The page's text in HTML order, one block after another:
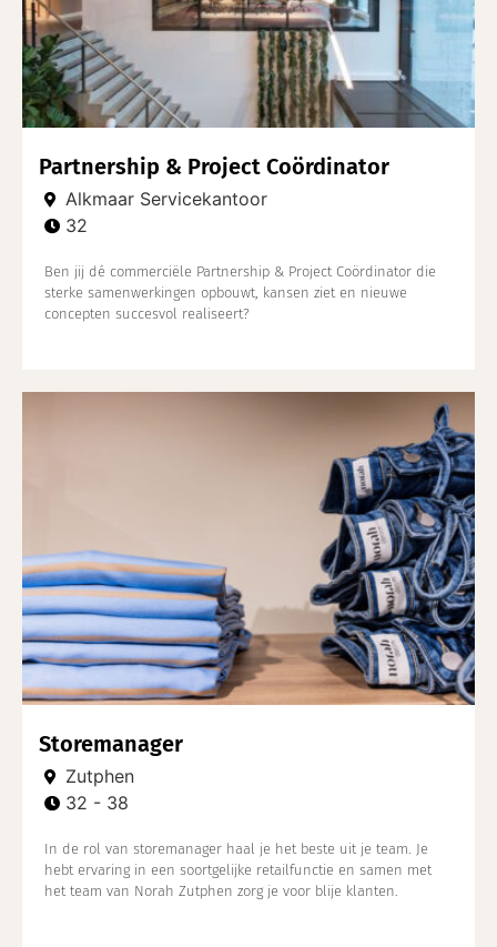
Partnership & Project Coördinator
Alkmaar Servicekantoor
32
Ben jij dé commerciële Partnership & Project Coördinator die
sterke samenwerkingen opbouwt, kansen ziet en nieuwe
concepten succesvol realiseert?
Storemanager
Zutphen
32 - 38
In de rol van storemanager haal je het beste uit je team. Je
hebt ervaring in een soortgelijke retailfunctie en samen met
het team van Norah Zutphen zorg je voor blije klanten.